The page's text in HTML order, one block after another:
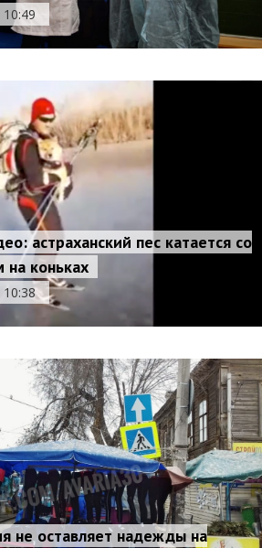
астраханский пес катается со
на коньках
не оставляет надежды на